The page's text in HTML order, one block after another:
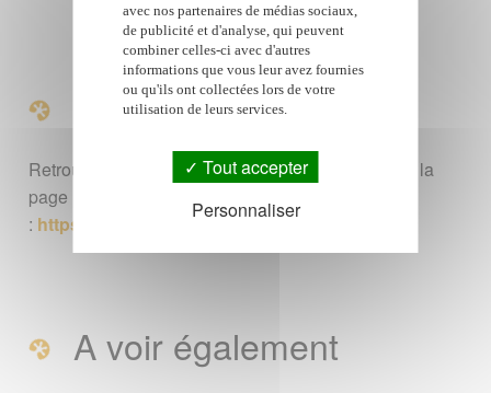
Plus d'infos
Retrouvez les tarifs, la billetterie et plus d'infos sur la
page Facebook officielle de Pure Music Festival
: https://www.facebook.com/puremusicfestival
A voir également
avec nos partenaires de médias sociaux,
de publicité et d'analyse, qui peuvent
combiner celles-ci avec d'autres
informations que vous leur avez fournies
ou qu'ils ont collectées lors de votre
utilisation de leurs services.
Tout accepter
Personnaliser